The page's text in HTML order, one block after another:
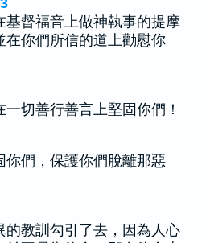
督福音上做神執事的提摩
在你們所信的道上勸慰你
切善行善言上堅固你們！
你們，保護你們脫離那惡
的教訓勾引了去，因為人心